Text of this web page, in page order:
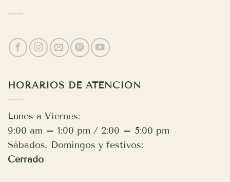
HORARIOS DE ATENCIÓN
Lunes a Viernes:
9:00 am – 1:00 pm / 2:00 – 5:00 pm
Sábados, Domingos y festivos:
Cerrado